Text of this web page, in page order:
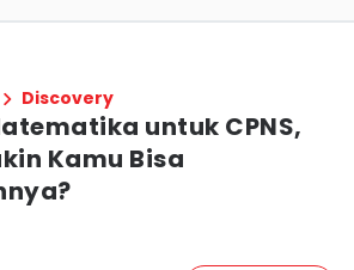
Discovery
untuk CPNS,
Kamu Bisa